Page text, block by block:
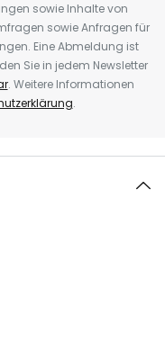
sowie Inhalte von
sowie Anfragen für
Eine Abmeldung ist
Sie in jedem Newsletter
. Weitere Informationen
.